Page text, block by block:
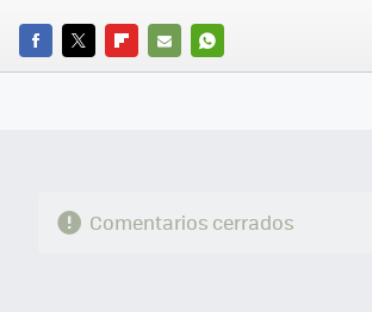
FACEBOOK
TWITTERFLIPBOARD
E-
WHATSAPP
Comentarios cerrados